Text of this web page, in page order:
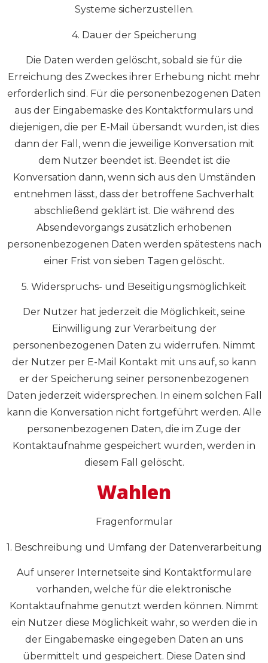
Systeme sicherzustellen.
4. Dauer der Speicherung
Die Daten werden gelöscht, sobald sie für die
Erreichung des Zweckes ihrer Erhebung nicht mehr
erforderlich sind. Für die personenbezogenen Daten
aus der Eingabemaske des Kontaktformulars und
diejenigen, die per E-Mail übersandt wurden, ist dies
dann der Fall, wenn die jeweilige Konversation mit
dem Nutzer beendet ist. Beendet ist die
Konversation dann, wenn sich aus den Umständen
entnehmen lässt, dass der betroffene Sachverhalt
abschließend geklärt ist. Die während des
Absendevorgangs zusätzlich erhobenen
personenbezogenen Daten werden spätestens nach
einer Frist von sieben Tagen gelöscht.
5. Widerspruchs- und Beseitigungsmöglichkeit
Der Nutzer hat jederzeit die Möglichkeit, seine
Einwilligung zur Verarbeitung der
personenbezogenen Daten zu widerrufen. Nimmt
der Nutzer per E-Mail Kontakt mit uns auf, so kann
er der Speicherung seiner personenbezogenen
Daten jederzeit widersprechen. In einem solchen Fall
kann die Konversation nicht fortgeführt werden. Alle
personenbezogenen Daten, die im Zuge der
Kontaktaufnahme gespeichert wurden, werden in
diesem Fall gelöscht.
Wahlen
Fragenformular
1. Beschreibung und Umfang der Datenverarbeitung
Auf unserer Internetseite sind Kontaktformulare
vorhanden, welche für die elektronische
Kontaktaufnahme genutzt werden können. Nimmt
ein Nutzer diese Möglichkeit wahr, so werden die in
der Eingabemaske eingegeben Daten an uns
übermittelt und gespeichert. Diese Daten sind